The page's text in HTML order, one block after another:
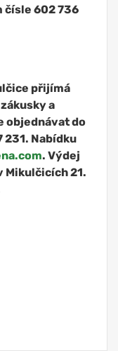
čísle 602 736
přijímá
a
objednávat do
231. Nabídku
. Výdej
Mikulčicích 21.